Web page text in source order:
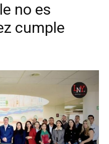
no es
cumple